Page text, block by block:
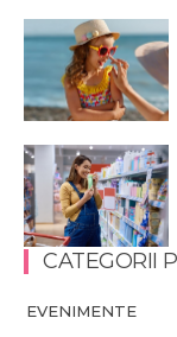
CATEGORII
EVENIMENTE